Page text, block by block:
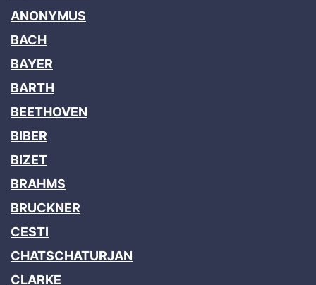
ANONYMUS
BACH
BAYER
BARTH
BEETHOVEN
BIBER
BIZET
BRAHMS
BRUCKNER
CESTI
CHATSCHATURJAN
CLARKE